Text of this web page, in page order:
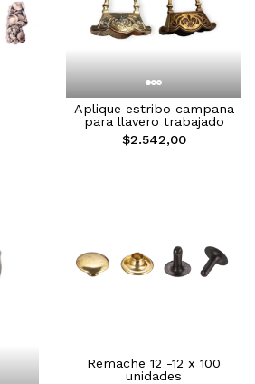
Aplique estribo campana
para llavero trabajado
$2.542,00
Remache 12 -12 x 100
unidades